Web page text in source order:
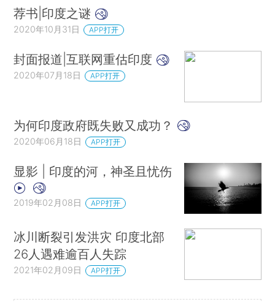
荐书|印度之谜
2020年10月31日 APP打开
封面报道|互联网重估印度
2020年07月18日 APP打开
为何印度政府既失败又成功？
2020年06月18日 APP打开
显影 | 印度的河，神圣且忧伤
2019年02月08日 APP打开
冰川断裂引发洪灾 印度北部
26人遇难逾百人失踪
2021年02月09日 APP打开